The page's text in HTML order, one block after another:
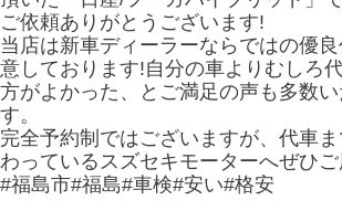
ご依頼ありがとうございます!
当店は新車ディーラーならではの優
意しております!自分の車よりむしろ
方がよかった、とご満足の声も多数
す。
完全予約制ではございますが、代車
わっているスズセキモーターへぜひ
#福島市#福島#車検#安い#格安